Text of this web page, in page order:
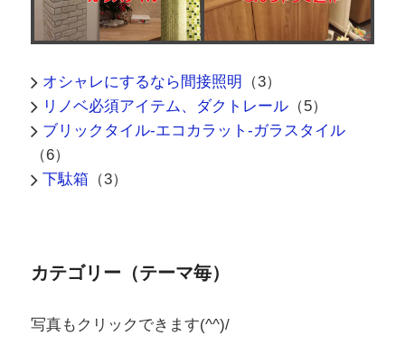
オシャレにするなら間接照明 （3）
リノベ必須アイテム、ダクトレール（5）
ブリックタイル-エコカラット-ガラスタイル
（6）
下駄箱 （3）
カテゴリー（テーマ毎）
写真もクリックできます(^^)/